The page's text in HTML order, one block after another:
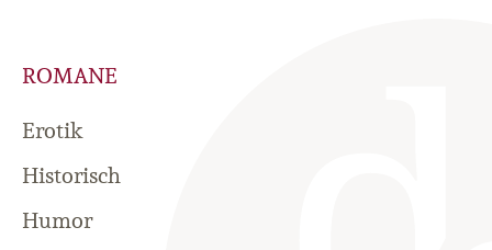
ROMANE
Erotik
Historisch
Humor